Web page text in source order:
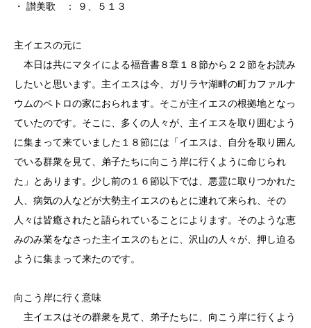
・ 讃美歌 ： ９、５１３
主イエスの元に
本日は共にマタイによる福音書８章１８節から２２節をお読み
したいと思います。主イエスは今、ガリラヤ湖畔の町カファルナ
ウムのペトロの家におられます。そこが主イエスの根拠地となっ
ていたのです。そこに、多くの人々が、主イエスを取り囲むよう
に集まって来ていました１８節には「イエスは、自分を取り囲ん
でいる群衆を見て、弟子たちに向こう岸に行くように命じられ
た」とあります。少し前の１６節以下では、悪霊に取りつかれた
人、病気の人などが大勢主イエスのもとに連れて来られ、その
人々は皆癒されたと語られていることによります。そのような恵
みのみ業をなさった主イエスのもとに、沢山の人々が、押し迫る
ように集まって来たのです。
向こう岸に行く意味
主イエスはその群衆を見て、弟子たちに、向こう岸に行くよう